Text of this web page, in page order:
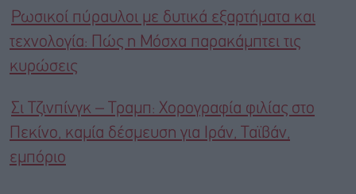
Ρωσικοί πύραυλοι με δυτικά εξαρτήματα και
τεχνολογία: Πώς η Μόσχα παρακάμπτει τις
κυρώσεις
Σι Τζινπίνγκ – Τραμπ: Χορογραφία φιλίας στο
Πεκίνο, καμία δέσμευση για Ιράν, Ταϊβάν,
εμπόριο